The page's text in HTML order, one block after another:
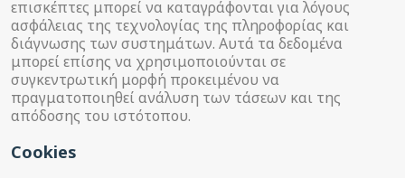
επισκέπτες μπορεί να καταγράφονται για λόγους
ασφάλειας της τεχνολογίας της πληροφορίας και
διάγνωσης των συστημάτων. Αυτά τα δεδομένα
μπορεί επίσης να χρησιμοποιούνται σε
συγκεντρωτική μορφή προκειμένου να
πραγματοποιηθεί ανάλυση των τάσεων και της
απόδοσης του ιστότοπου.
Cookies